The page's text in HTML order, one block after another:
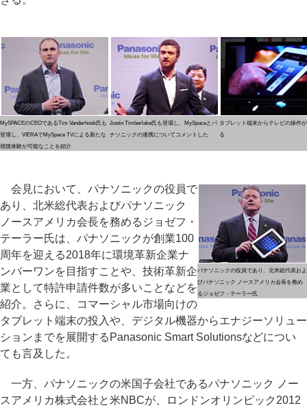
MySPACEのCEOであるTim Vanderhook氏も
登壇し、VIERAでMySpace TVによる新たな
視聴体験が可能なことを紹介
Justin Timberlake氏も登場し、MySpaceとパ
ナソニックの連携についてコメントした
タブレット端末からテレビの操作
る
パナソニックの役員であり、北米総代表およ
びパナソニック ノースアメリカ会長を務め
るジョゼフ・テーラー氏
会見において、パナソニックの役員で
あり、北米総代表およびパナソニック
ノースアメリカ会長を務めるジョゼフ・
テーラー氏は、パナソニックが創業100
周年を迎える2018年に環境革新企業ナ
ンバーワンを目指すことや、技術革新企
業として特許申請件数が多いことなどを
紹介。さらに、コマーシャル市場向けの
タブレット端末の投入や、デジタル機器からエナジーソリュー
ションまでを展開するPanasonic Smart Solutionsなどについ
ても言及した。
一方、パナソニックの米国子会社であるパナソニック ノー
スアメリカ株式会社と米NBCが、ロンドンオリンピック2012